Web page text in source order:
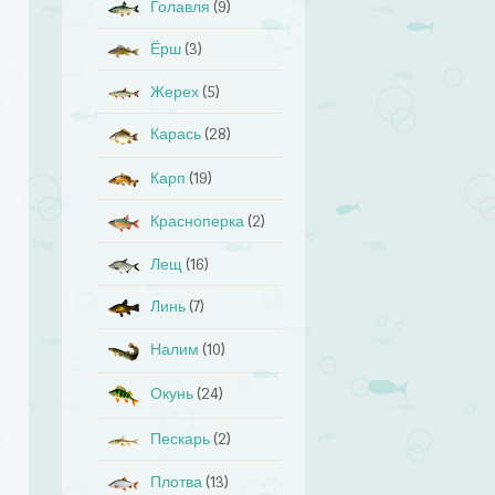
Голавля (9)
Ёрш (3)
Жерех (5)
Карась (28)
Карп (19)
Красноперка (2)
Лещ (16)
Линь (7)
Налим (10)
Окунь (24)
Пескарь (2)
Плотва (13)